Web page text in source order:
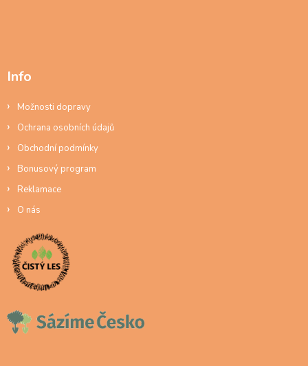
Info
Možnosti dopravy
Ochrana osobních údajů
Obchodní podmínky
Bonusový program
Reklamace
O nás